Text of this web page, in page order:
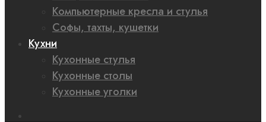
Компьютерные кресла и стулья
Софы, тахты, кушетки
Кухни
Кухонные стулья
Кухонные столы
Кухонные уголки